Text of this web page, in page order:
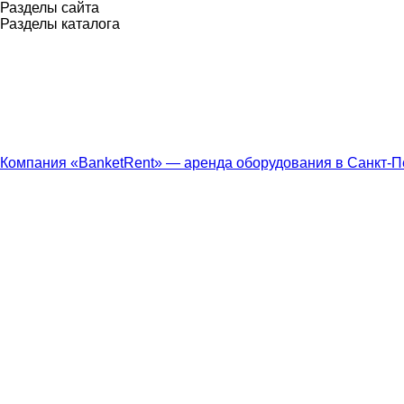
Разделы сайта
Разделы каталога
Компания «BanketRent» — аренда оборудования в Санкт-